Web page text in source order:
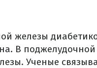
железы
В
Ученые